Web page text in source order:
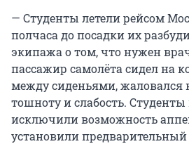
— Студенты летели рейсом
полчаса до посадки их
экипажа о том, что нужен
пассажир самолёта сидел на
между сиденьями, жаловался
тошноту и слабость.
исключили возможность
установили предварительный